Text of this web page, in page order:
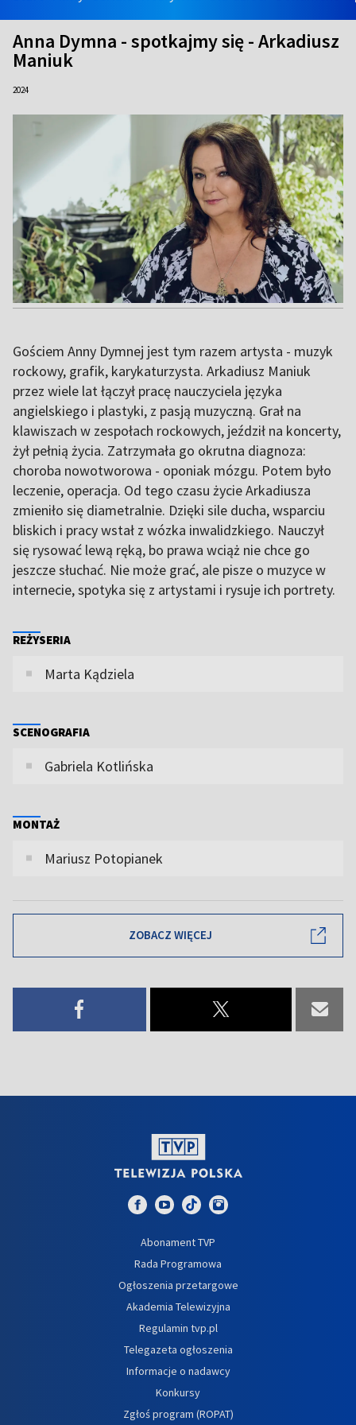
Anna Dymna - spotkajmy się - Arkadiusz
Maniuk
2024
Gościem Anny Dymnej jest tym razem artysta - muzyk
rockowy, grafik, karykaturzysta. Arkadiusz Maniuk
przez wiele lat łączył pracę nauczyciela języka
angielskiego i plastyki, z pasją muzyczną. Grał na
klawiszach w zespołach rockowych, jeździł na koncerty,
żył pełnią życia. Zatrzymała go okrutna diagnoza:
choroba nowotworowa - oponiak mózgu. Potem było
leczenie, operacja. Od tego czasu życie Arkadiusza
zmieniło się diametralnie. Dzięki sile ducha, wsparciu
bliskich i pracy wstał z wózka inwalidzkiego. Nauczył
się rysować lewą ręką, bo prawa wciąż nie chce go
jeszcze słuchać. Nie może grać, ale pisze o muzyce w
internecie, spotyka się z artystami i rysuje ich portrety.
REŻYSERIA
Marta Kądziela
SCENOGRAFIA
Gabriela Kotlińska
MONTAŻ
Mariusz Potopianek
ZOBACZ WIĘCEJ
Abonament TVP
Rada Programowa
Ogłoszenia przetargowe
Akademia Telewizyjna
Regulamin tvp.pl
Telegazeta ogłoszenia
Informacje o nadawcy
Konkursy
Zgłoś program (ROPAT)